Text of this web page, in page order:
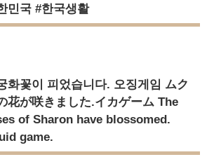
민국 #한국생활
화꽃이 피었습니다. 오징게임 ムク
花が咲きました.イカゲーム The
of Sharon have blossomed.
game.